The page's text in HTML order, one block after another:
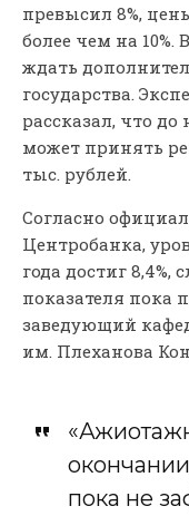
превысил 8%,
более чем на 10%.
ждать
государства.
рассказал, что
может принять
тыс. рублей.
Согласно
Центробанка,
года достиг
показателя пока
заведующий
им. Плеханова
пока не